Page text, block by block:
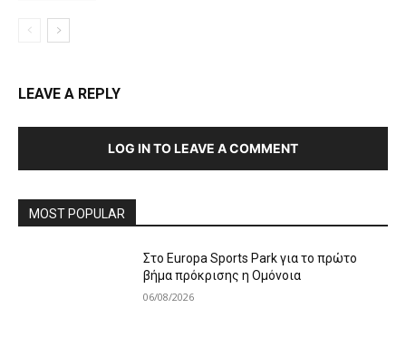
LEAVE A REPLY
LOG IN TO LEAVE A COMMENT
MOST POPULAR
Στο Europa Sports Park για το πρώτο
βήμα πρόκρισης η Ομόνοια
06/08/2026